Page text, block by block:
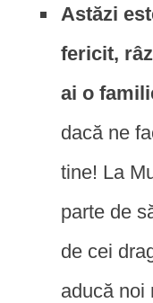
Astăzi
fericit,
ai o
dacă ne
tine! La
parte de
de cei
aducă noi